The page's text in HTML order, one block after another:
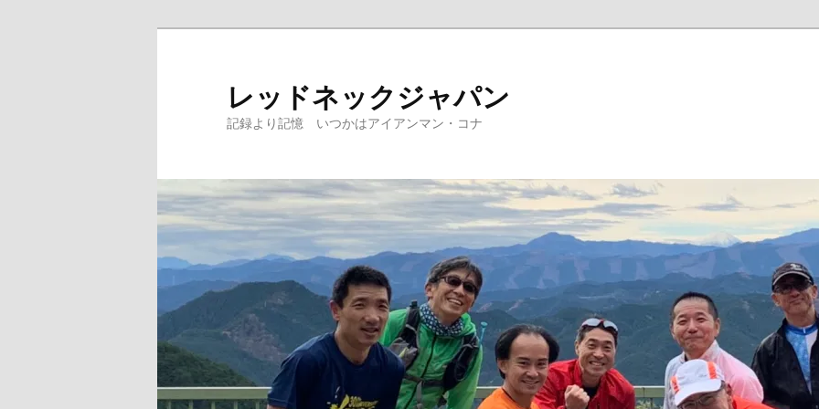
レッドネックジャパン
記録より記憶 いつかはアイアンマン・コナ